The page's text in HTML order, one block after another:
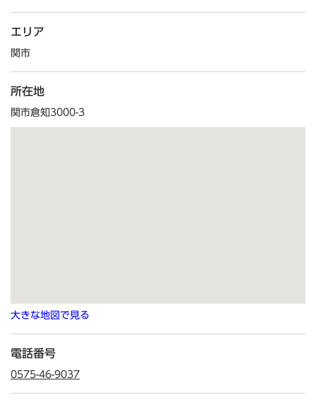
エリア
関市
所在地
関市倉知3000-3
大きな地図で見る
電話番号
0575-46-9037